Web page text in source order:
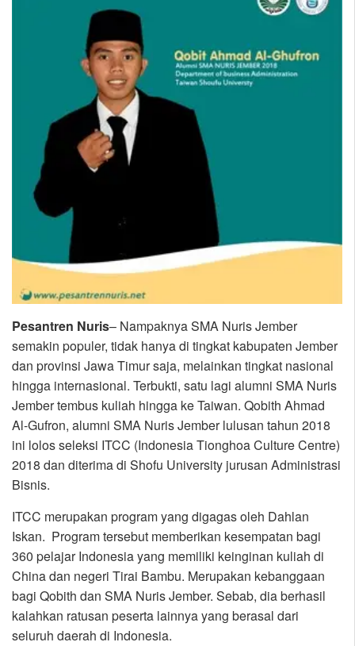
Pesantren Nuris– Nampaknya SMA Nuris Jember
semakin populer, tidak hanya di tingkat kabupaten Jember
dan provinsi Jawa Timur saja, melainkan tingkat nasional
hingga internasional. Terbukti, satu lagi alumni SMA Nuris
Jember tembus kuliah hingga ke Taiwan. Qobith Ahmad
Al-Gufron, alumni SMA Nuris Jember lulusan tahun 2018
ini lolos seleksi ITCC (Indonesia Tionghoa Culture Centre)
2018 dan diterima di Shofu University jurusan Administrasi
Bisnis.
ITCC merupakan program yang digagas oleh Dahlan
Iskan. Program tersebut memberikan kesempatan bagi
360 pelajar Indonesia yang memiliki keinginan kuliah di
China dan negeri Tirai Bambu. Merupakan kebanggaan
bagi Qobith dan SMA Nuris Jember. Sebab, dia berhasil
kalahkan ratusan peserta lainnya yang berasal dari
seluruh daerah di Indonesia.